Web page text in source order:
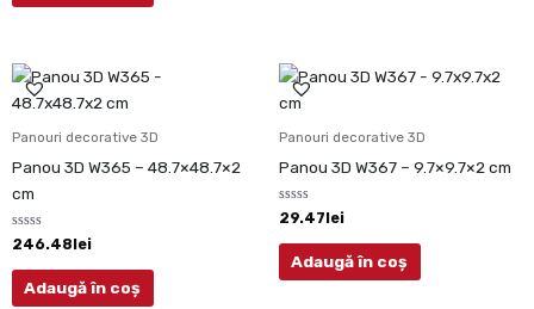
Panouri decorative 3D
Panou 3D W365 – 48.7×48.7×2
cm
Evaluat
la
0
din
246.48lei
Adaugă în coș
Panouri decorative 3D
Panou 3D W367 – 9.7×9.7×2 cm
Evaluat
la
0
din
29.47lei
Adaugă în coș